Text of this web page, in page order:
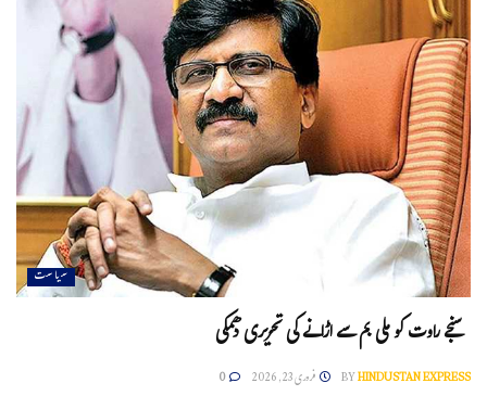
سیاست
سنجے راوت کو ملی بم سے اڑانے کی تحریری دھمکی
BYHINDUSTAN EXPRESS فروری 23, 2026 0